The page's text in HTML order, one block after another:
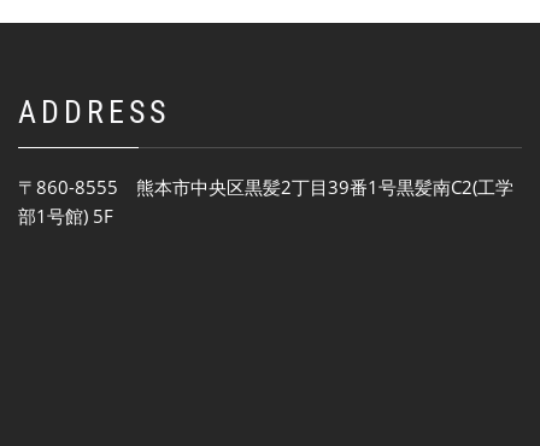
ADDRESS
〒860-8555 熊本市中央区黒髪2丁目39番1号黒髪南C2(工学
部1号館) 5F